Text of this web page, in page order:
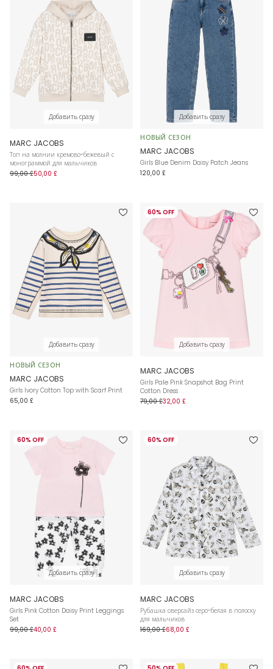
Добавить сразу
MARC JACOBS
Топ на молнии кремово-бежевый с
монограммой для мальчиков
99,00 £50,00 £
Добавить сразу
НОВЫЙ СЕЗОН
MARC JACOBS
Girls Blue Denim Daisy Patch Jeans
120,00 £
Добавить сразу
НОВЫЙ СЕЗОН
MARC JACOBS
Girls Ivory Cotton Top with Scarf Print
65,00 £
60% OFF
Добавить сразу
MARC JACOBS
Girls Pale Pink Snapshot Bag Print
Cotton Dress
79,00 £32,00 £
60% OFF
Добавить сразу
MARC JACOBS
Girls Pink Cotton Daisy Print Leggings
Set
99,00 £40,00 £
60% OFF
Добавить сразу
MARC JACOBS
Рубашка оверсайз серо-белая в полоску
для мальчиков
169,00 £68,00 £